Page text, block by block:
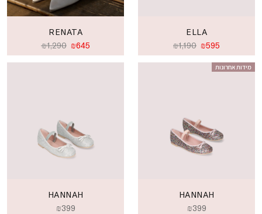
RENATA
₪1,290 ₪645
ELLA
₪1,190 ₪595
HANNAH
₪399
מידות אחרונות
HANNAH
₪399